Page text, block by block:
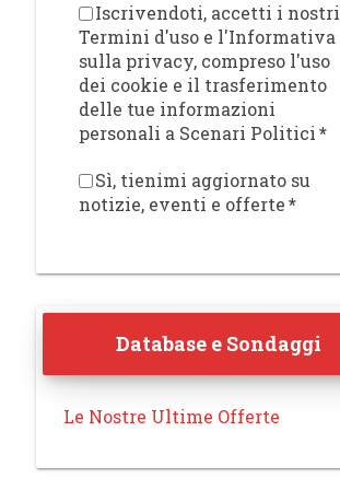
Iscrivendoti, accetti i nostri
Termini d'uso e l'Informativa
sulla privacy, compreso l'uso
dei cookie e il trasferimento
delle tue informazioni
personali a Scenari Politici*
Sì, tienimi aggiornato su
notizie, eventi e offerte*
Database e Sondaggi
Le Nostre Ultime Offerte